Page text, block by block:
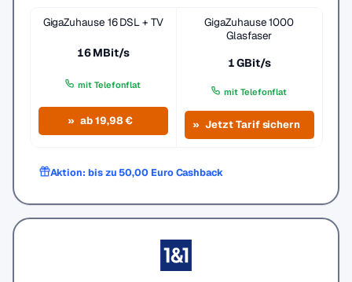
GigaZuhause 16 DSL + TV
16 MBit/s
mit Telefonflat
ab 19,98 €
GigaZuhause 1000
Glasfaser
1 GBit/s
mit Telefonflat
Jetzt Tarif sichern
Aktion: bis zu 50,00 Euro Cashback